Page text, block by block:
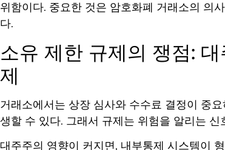
위함이다. 중요한 것은 암호화폐 거래소의 의
다.
소유 제한 규제의 쟁점:
제
거래소에서는 상장 심사와 수수료 결정이 중
생할 수 있다. 그래서 규제는 위험을 알리는 신
대주주의 영향이 커지면, 내부통제 시스템이